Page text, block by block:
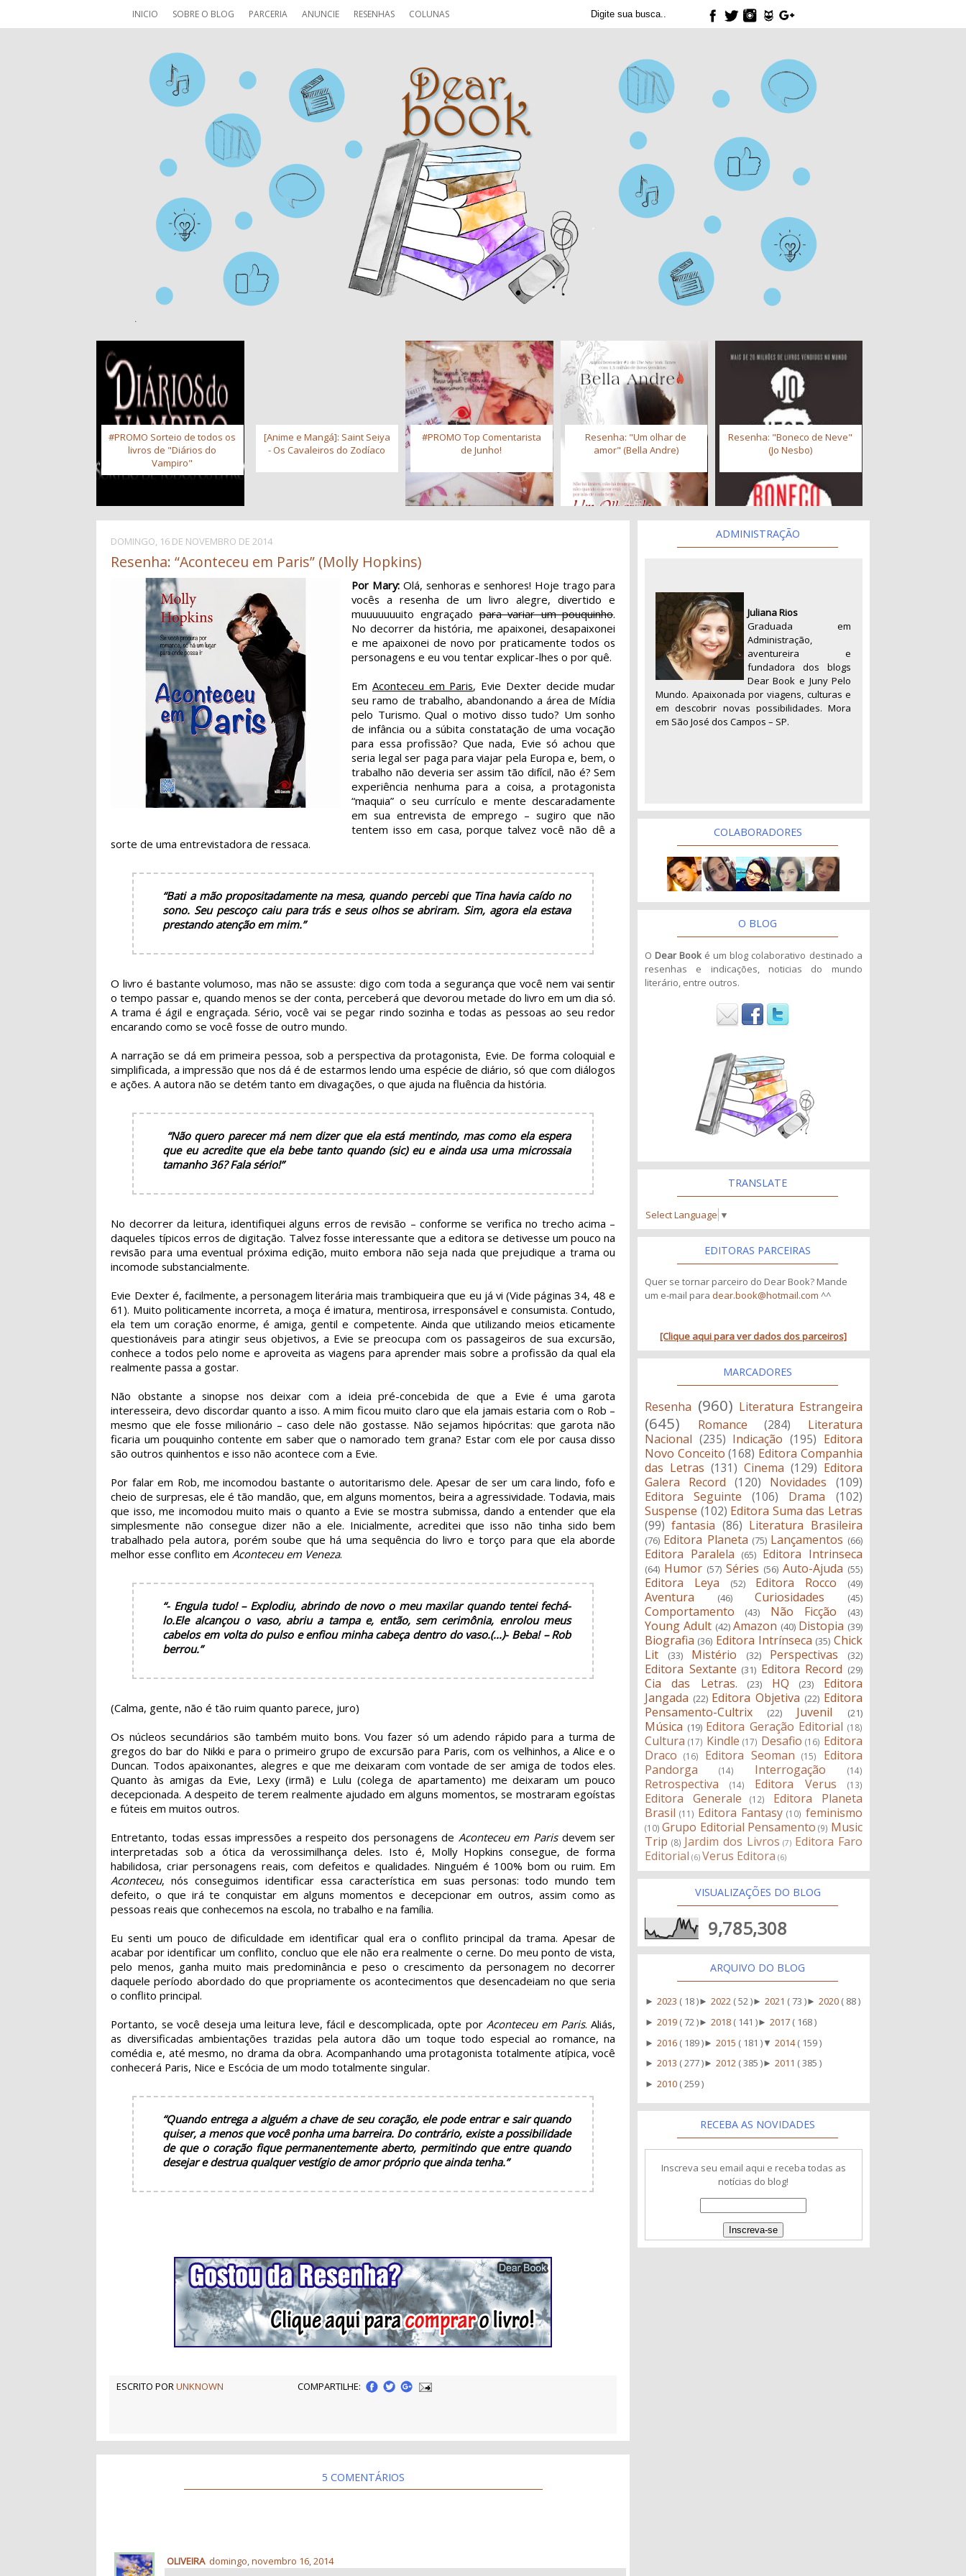
INICIO SOBRE O BLOG PARCERIA ANUNCIE RESENHAS COLUNAS
#PROMO Sorteio de todos os
livros de "Diários do
Vampiro"
[Anime e Mangá]: Saint Seiya
- Os Cavaleiros do Zodíaco
#PROMO Top Comentarista
de Junho!
Resenha: "Um olhar de
amor" (Bella Andre)
Resenha: "Boneco de Neve"
(Jo Nesbo)
DOMINGO, 16 DE NOVEMBRO DE 2014
Resenha: “Aconteceu em Paris” (Molly Hopkins)
Por Mary: Olá, senhoras e senhores! Hoje trago para
vocês a resenha de um livro alegre, divertido e
muuuuuuuito engraçadopara variar um pouquinho.
No decorrer da história, me apaixonei, desapaixonei
e me apaixonei de novo por praticamente todos os
personagens e eu vou tentar explicar-lhes o por quê.
EmAconteceu em Paris, Evie Dexter decide mudar
seu ramo de trabalho, abandonando a área de Mídia
pelo Turismo. Qual o motivo disso tudo? Um sonho
de infância ou a súbita constatação de uma vocação
para essa profissão? Que nada, Evie só achou que
seria legal ser paga para viajar pela Europa e, bem, o
trabalho não deveria ser assim tão difícil, não é? Sem
experiência nenhuma para a coisa, a protagonista
“maquia” o seu currículo e mente descaradamente
em sua entrevista de emprego – sugiro que não
tentem isso em casa, porque talvez você não dê a
sorte de uma entrevistadora de ressaca.
“Bati a mão propositadamente na mesa, quando percebi que Tina havia caído no
sono. Seu pescoço caiu para trás e seus olhos se abriram. Sim, agora ela estava
prestando atenção em mim.”
O livro é bastante volumoso, mas não se assuste: digo com toda a segurança que você nem vai sentir
o tempo passar e, quando menos se der conta, perceberá que devorou metade do livro em um dia só.
A trama é ágil e engraçada. Sério, você vai se pegar rindo sozinha e todas as pessoas ao seu redor
encarando como se você fosse de outro mundo.
A narração se dá em primeira pessoa, sob a perspectiva da protagonista, Evie. De forma coloquial e
simplificada, a impressão que nos dá é de estarmos lendo uma espécie de diário, só que com diálogos
e ações. A autora não se detém tanto em divagações, o que ajuda na fluência da história.
“Não quero parecer má nem dizer que ela está mentindo, mas como ela espera
que eu acredite que ela bebe tanto quando (sic) eu e ainda usa uma microssaia
tamanho 36? Fala sério!”
No decorrer da leitura, identifiquei alguns erros de revisão – conforme se verifica no trecho acima –
daqueles típicos erros de digitação. Talvez fosse interessante que a editora se detivesse um pouco na
revisão para uma eventual próxima edição, muito embora não seja nada que prejudique a trama ou
incomode substancialmente.
Evie Dexter é, facilmente, a personagem literária mais trambiqueira que eu já vi (Vide páginas 34, 48 e
61). Muito politicamente incorreta, a moça é imatura, mentirosa, irresponsável e consumista. Contudo,
ela tem um coração enorme, é amiga, gentil e competente. Ainda que utilizando meios eticamente
questionáveis para atingir seus objetivos, a Evie se preocupa com os passageiros de sua excursão,
conhece a todos pelo nome e aproveita as viagens para aprender mais sobre a profissão da qual ela
realmente passa a gostar.
Não obstante a sinopse nos deixar com a ideia pré-concebida de que a Evie é uma garota
interesseira, devo discordar quanto a isso. A mim ficou muito claro que ela jamais estaria com o Rob –
mesmo que ele fosse milionário – caso dele não gostasse. Não sejamos hipócritas: que garota não
ficaria um pouquinho contente em saber que o namorado tem grana? Estar com ele por causa disso
são outros quinhentos e isso não acontece com a Evie.
Por falar em Rob, me incomodou bastante o autoritarismo dele. Apesar de ser um cara lindo, fofo e
cheio de surpresas, ele é tão mandão, que, em alguns momentos, beira a agressividade. Todavia, mais
que isso, me incomodou muito mais o quanto a Evie se mostra submissa, dando a entender que ela
simplesmente não consegue dizer não a ele. Inicialmente, acreditei que isso não tinha sido bem
trabalhado pela autora, porém soube que há uma sequência do livro e torço para que ela aborde
melhor esse conflito emAconteceu em Veneza.
“- Engula tudo! – Explodiu, abrindo de novo o meu maxilar quando tentei fechá-
lo.Ele alcançou o vaso, abriu a tampa e, então, sem cerimônia, enrolou meus
cabelos em volta do pulso e enfiou minha cabeça dentro do vaso.(...)- Beba! – Rob
berrou.”
(Calma, gente, não é tão ruim quanto parece, juro)
Os núcleos secundários são também muito bons. Vou fazer só um adendo rápido para a turma de
gregos do bar do Nikki e para o primeiro grupo de excursão para Paris, com os velhinhos, a Alice e o
Duncan. Todos apaixonantes, alegres e que me deixaram com vontade de ser amiga de todos eles.
Quanto às amigas da Evie, Lexy (irmã) e Lulu (colega de apartamento) me deixaram um pouco
decepcionada. A despeito de terem realmente ajudado em alguns momentos, se mostraram egoístas
e fúteis em muitos outros.
Entretanto, todas essas impressões a respeito dos personagens de Aconteceu em Parisdevem ser
interpretadas sob a ótica da verossimilhança deles. Isto é, Molly Hopkins consegue, de forma
habilidosa, criar personagens reais, com defeitos e qualidades. Ninguém é 100% bom ou ruim. Em
Aconteceu, nós conseguimos identificar essa característica em suas personas: todo mundo tem
defeito, o que irá te conquistar em alguns momentos e decepcionar em outros, assim como as
pessoas reais que conhecemos na escola, no trabalho e na família.
Eu senti um pouco de dificuldade em identificar qual era o conflito principal da trama. Apesar de
acabar por identificar um conflito, concluo que ele não era realmente o cerne. Do meu ponto de vista,
pelo menos, ganha muito mais predominância e peso o crescimento da personagem no decorrer
daquele período abordado do que propriamente os acontecimentos que desencadeiam no que seria
o conflito principal.
Portanto, se você deseja uma leitura leve, fácil e descomplicada, opte por Aconteceu em Paris. Aliás,
as diversificadas ambientações trazidas pela autora dão um toque todo especial ao romance, na
comédia e, até mesmo, no drama da obra. Acompanhando uma protagonista totalmente atípica, você
conhecerá Paris, Nice e Escócia de um modo totalmente singular.
“Quando entrega a alguém a chave de seu coração, ele pode entrar e sair quando
quiser, a menos que você ponha uma barreira. Do contrário, existe a possibilidade
de que o coração fique permanentemente aberto, permitindo que entre quando
desejar e destrua qualquer vestígio de amor próprio que ainda tenha.”
ESCRITO PORUNKNOWN COMPARTILHE:
5 COMENTÁRIOS
OLIVEIRA domingo, novembro 16, 2014
ADMINISTRAÇÃO
Juliana Rios
Graduada em
Administração,
aventureira e
fundadora dos blogs
Dear Book e Juny Pelo
Mundo. Apaixonada por viagens, culturas e
em descobrir novas possibilidades. Mora
em São José dos Campos – SP.
COLABORADORES
O BLOG
O Dear Book é um blog colaborativo destinado a
resenhas e indicações, noticias do mundo
literário, entre outros.
TRANSLATE
Select Language ▼
EDITORAS PARCEIRAS
Quer se tornar parceiro do Dear Book? Mande
um e-mail para dear.book@hotmail.com ^^
[Clique aqui para ver dados dos parceiros]
MARCADORES
Resenha (960) Literatura Estrangeira
(645) Romance (284)
Literatura
Nacional (235) Indicação (195) Editora
Novo Conceito (168) Editora Companhia
das Letras (131) Cinema (129) Editora
Galera Record
(120) Novidades
(109)
Editora Seguinte
(106) Drama
(102)
Suspense (102) Editora Suma das Letras
(99) fantasia (86) Literatura Brasileira
(76) Editora Planeta (75) Lançamentos (66)
Editora Paralela (65) Editora Intrinseca
(64) Humor (57) Séries (56) Auto-Ajuda (55)
Editora Leya (52) Editora Rocco (49)
Aventura (46) Curiosidades (45)
Comportamento (43) Não Ficção (43)
Young Adult (42) Amazon (40) Distopia (39)
Biografia (36) Editora Intrínseca (35) Chick
Lit
(33) Mistério (32) Perspectivas (32)
Editora Sextante (31) Editora Record (29)
Cia das Letras. (23) HQ (23)
Editora
Jangada (22) Editora Objetiva (22) Editora
Pensamento-Cultrix
(22) Juvenil (21)
Música (19) Editora Geração Editorial (18)
Cultura (17) Kindle (17) Desafio (16) Editora
Draco
(16) Editora Seoman (15)
Editora
Pandorga
(14) Interrogação (14)
Retrospectiva (14) Editora Verus (13)
Editora Generale (12)
Editora Planeta
Brasil (11) Editora Fantasy (10) feminismo
(10) Grupo Editorial Pensamento (9) Music
Trip (8) Jardim dos Livros (7) Editora Faro
Editorial (6) Verus Editora (6)
VISUALIZAÇÕES DO BLOG
9,785,308
ARQUIVO DO BLOG
►2023 ( 18 )►2022 ( 52 )►2021 ( 73 )►2020 ( 88 )
►2019 ( 72 )►2018 ( 141 )►2017 ( 168 )
►2016 ( 189 )►2015 ( 181 ) ▼2014( 159 )
►2013 ( 277 )►2012 ( 385 )►2011 ( 385 )
►2010 ( 259 )
RECEBA AS NOVIDADES
Inscreva seu email aqui e receba todas as
notícias do blog!